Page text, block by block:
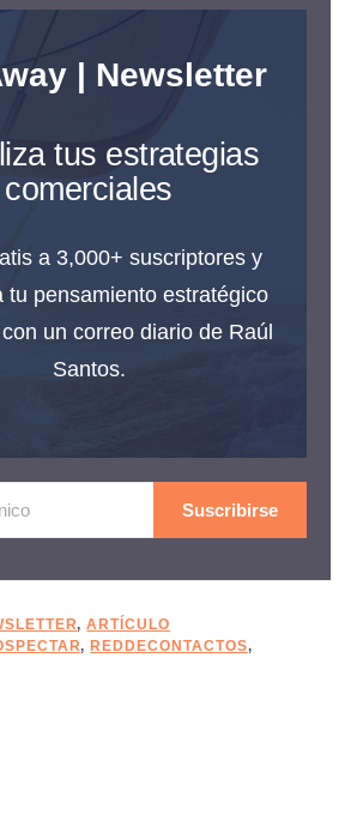
| Newsletter
tus estrategias
comerciales
a 3,000+ suscriptores y
tu pensamiento estratégico
un correo diario de Raúl
Santos.
Suscribirse
,ARTÍCULO
, REDDECONTACTOS,